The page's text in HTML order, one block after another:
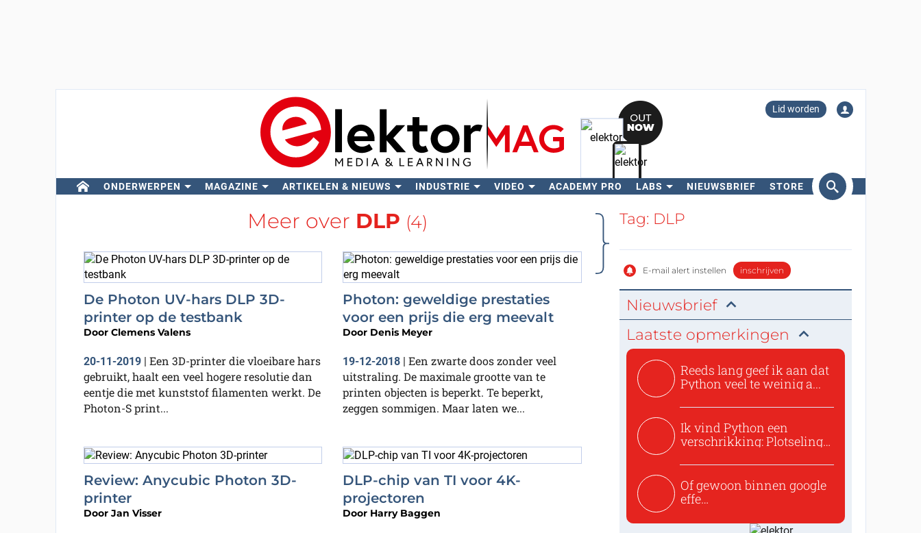
Lid worden
ONDERWERPEN MAGAZINE ARTIKELEN & NIEUWS INDUSTRIE VIDEO ACADEMY PRO LABS NIEUWSBRIEF STORE
Zoeken
Meer over DLP (4)
De Photon UV-hars DLP 3D-
printer op de testbank
Door Clemens Valens
20-11-2019| Een 3D-printer die vloeibare hars
gebruikt, haalt een veel hogere resolutie dan
eentje die met kunststof filamenten werkt. De
Photon-S print...
Photon: geweldige prestaties
voor een prijs die erg meevalt
Door Denis Meyer
19-12-2018 | Een zwarte doos zonder veel
uitstraling. De maximale grootte van te
printen objecten is beperkt. Te beperkt,
zeggen sommigen. Maar laten we...
Review: Anycubic Photon 3D-
printer
Door Jan Visser
DLP-chip van TI voor 4K-
projectoren
Door Harry Baggen
Tag: DLP
E-mail alert instellen inschrijven
Nieuwsbrief
Laatste opmerkingen
Reeds lang geef ik aan dat
Python veel te weinig a...
Ik vind Python een
verschrikking: Plotseling
Of gewoon binnen google
effe